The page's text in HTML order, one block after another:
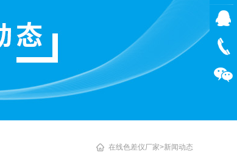
在线色差仪厂家>新闻动态